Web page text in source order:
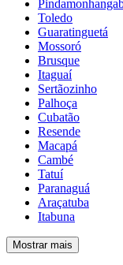
Toledo
Guaratinguetá
Mossoró
Brusque
Itaguaí
Sertãozinho
Palhoça
Cubatão
Resende
Macapá
Cambé
Tatuí
Paranaguá
Araçatuba
Itabuna
Mostrar mais